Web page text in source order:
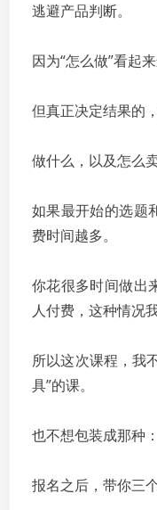
逃避产品判断。
因为“怎么做”看起来
但真正决定结果的
做什么，以及怎么卖
如果最开始的选题
费时间越多。
你花很多时间做出
人付费，这种情况
所以这次课程，我
具”的课。
也不想包装成那种：
报名之后，带你三